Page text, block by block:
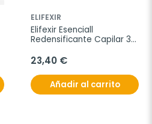
ELIFEXIR
Elifexir Esenciall
Redensificante Capilar 30
23,40 €
Añadir al carrito